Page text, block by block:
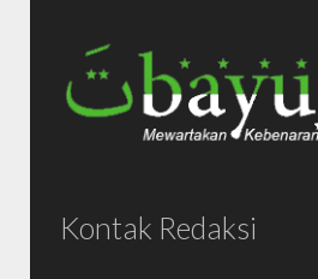
Kontak Redaksi